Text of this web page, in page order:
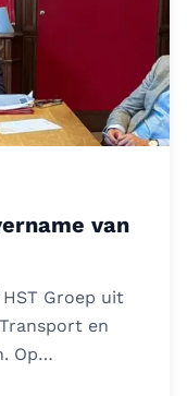
van
Groep uit
en
Op